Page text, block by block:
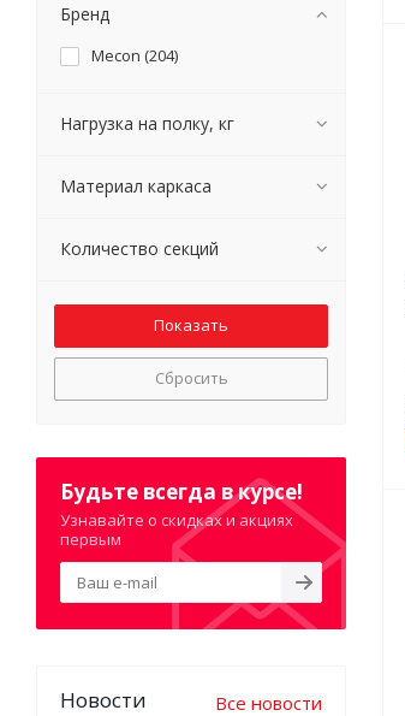
Бренд
Mecon (204)
Нагрузка на полку, кг
Материал каркаса
Количество секций
Сбросить
Будьте всегда в курсе!
Узнавайте о скидках и акциях
первым
Новости Все новости